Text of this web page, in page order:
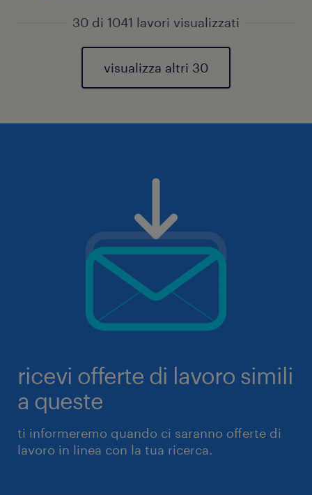
30 di 1041 lavori visualizzati
visualizza altri 30
ricevi offerte di lavoro simili
a queste
ti informeremo quando ci saranno offerte di
lavoro in linea con la tua ricerca.